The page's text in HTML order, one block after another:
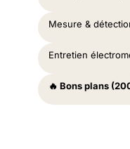
Mesure &
Entretien
🔥 Bons plans